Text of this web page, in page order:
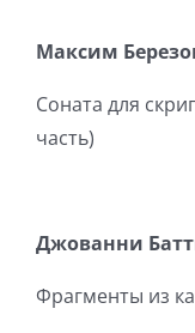
Максим
Соната для
часть)
Джованни
Фрагменты из